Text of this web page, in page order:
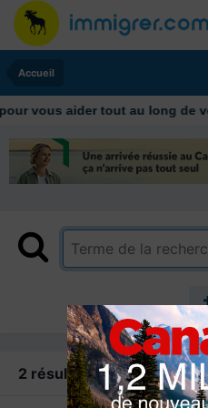
Accueil
vous aider tout au long de
2 résultats trouvés